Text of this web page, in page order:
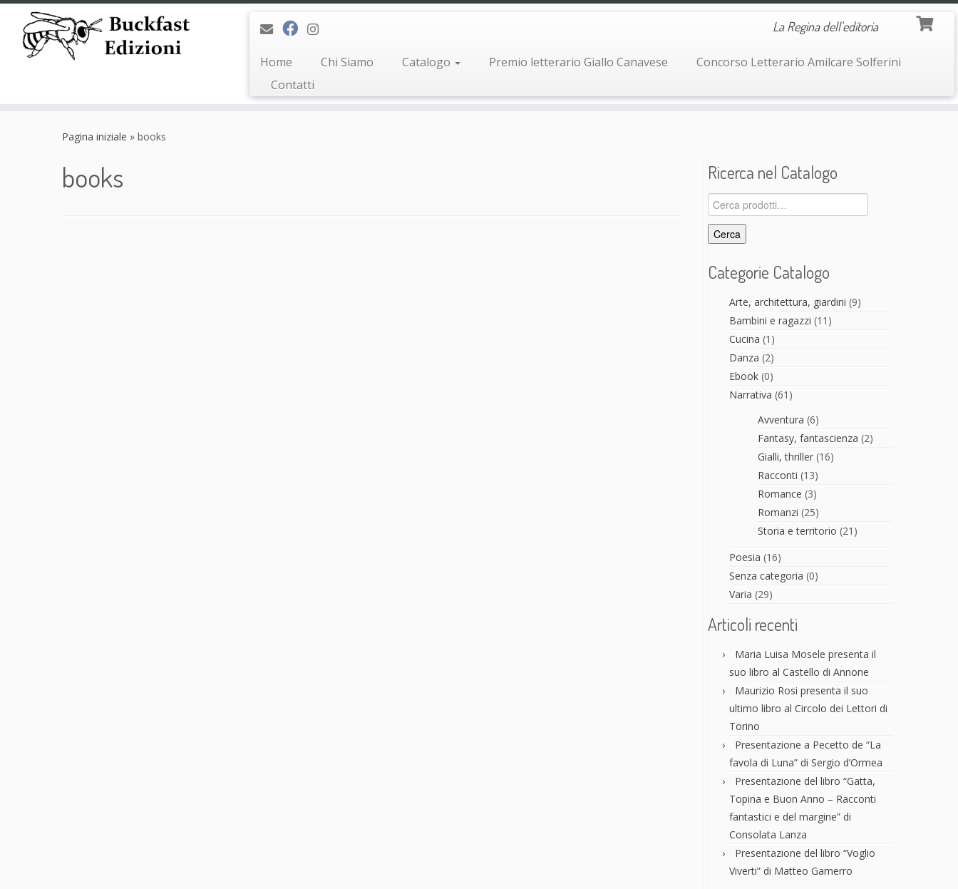
La Regina dell'editoria
Home Chi Siamo Catalogo Premio letterario Giallo Canavese
Concorso Letterario Amilcare Solferini
Contatti
Pagina iniziale » books
books Ricerca nel Catalogo
Cerca:
Cerca
Categorie Catalogo
Arte, architettura, giardini (9)
Bambini e ragazzi (11)
Cucina (1)
Danza (2)
Ebook (0)
Narrativa (61)
Avventura (6)
Fantasy, fantascienza (2)
Gialli, thriller (16)
Racconti (13)
Romance (3)
Romanzi (25)
Storia e territorio (21)
Poesia (16)
Senza categoria (0)
Varia (29)
Articoli recenti
Maria Luisa Mosele presenta il
suo libro al Castello di Annone
Maurizio Rosi presenta il suo
ultimo libro al Circolo dei Lettori di
Torino
Presentazione a Pecetto de “La
favola di Luna” di Sergio d’Ormea
Presentazione del libro “Gatta,
Topina e Buon Anno – Racconti
fantastici e del margine” di
Consolata Lanza
Presentazione del libro “Voglio
Viverti” di Matteo Gamerro